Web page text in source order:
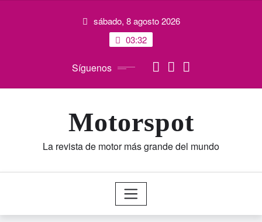
sábado, 8 agosto 2026
03:32
Síguenos
Motorspot
La revista de motor más grande del mundo